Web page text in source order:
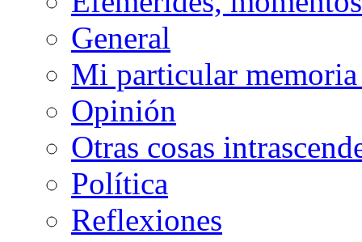
General
Mi particular
Opinión
Otras cosas
Política
Reflexiones